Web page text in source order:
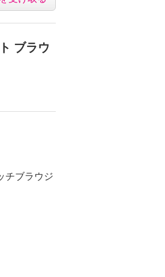
ブラウ
チブラウジ